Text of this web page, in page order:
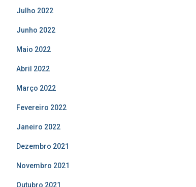
Julho 2022
Junho 2022
Maio 2022
Abril 2022
Março 2022
Fevereiro 2022
Janeiro 2022
Dezembro 2021
Novembro 2021
Outubro 2021